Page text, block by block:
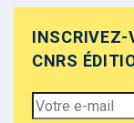
INSCRIVEZ-
CNRS